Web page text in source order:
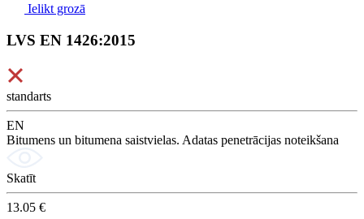
Ielikt grozā
LVS EN 1426:2015
standarts
EN
Bitumens un bitumena saistvielas. Adatas penetrācijas noteikšana
Skatīt
13.05 €